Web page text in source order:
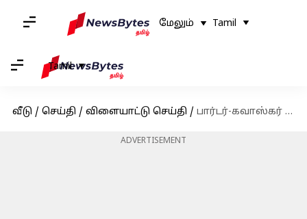
மேலும் Tamil
Tamil
வீடு / செய்தி / விளையாட்டு செய்தி / பார்டர்-கவாஸ்கர் டிராபியில் மோசமான ஆட்டத்தின் காரணமாக பேட்டிங் மற்றும் ஃபீல்டிங் பயிற்சியாளர்களை தூக்கிய பிசிசிஐ
ADVERTISEMENT